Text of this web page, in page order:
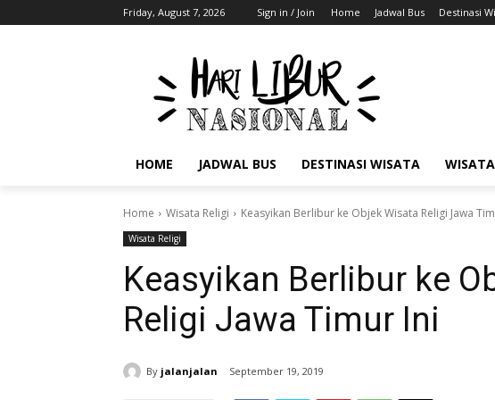
Friday, August 7, 2026 Sign in / Join Home Jadwal Bus Destinasi
HOME JADWAL BUS DESTINASI WISATA
Home Wisata Religi Keasyikan Berlibur ke Objek Wisata Religi Jawa
Wisata Religi
Keasyikan Berlibur ke
Religi Jawa Timur Ini
By jalanjalan September 19, 2019